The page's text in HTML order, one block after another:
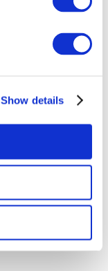
Show details